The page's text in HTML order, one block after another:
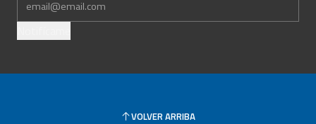
VOLVER ARRIBA